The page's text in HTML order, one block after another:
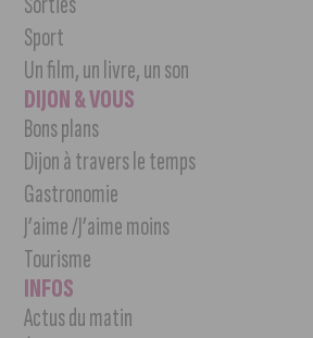
Sport
Un film, un livre, un son
DIJON & VOUS
Bons plans
Dijon à travers le temps
Gastronomie
J’aime /J’aime moins
Tourisme
INFOS
Actus du matin